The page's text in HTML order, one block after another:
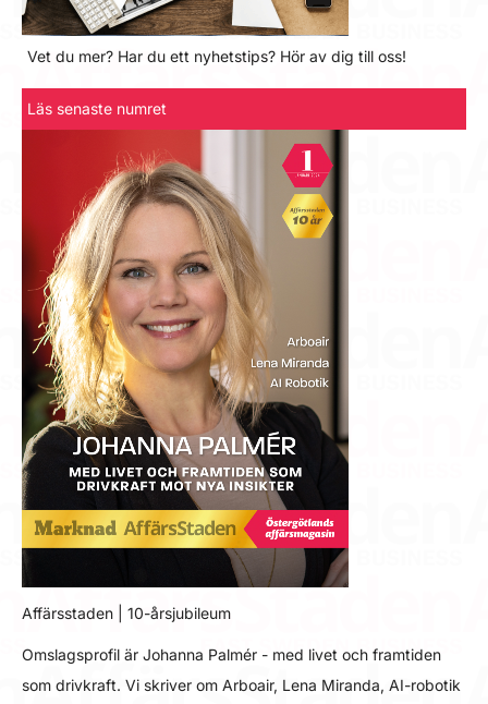
Vet du mer? Har du ett nyhetstips? Hör av dig till oss!
Läs senaste numret
Affärsstaden | 10-årsjubileum
Omslagsprofil är Johanna Palmér - med livet och framtiden
som drivkraft. Vi skriver om Arboair, Lena Miranda, AI-robotik